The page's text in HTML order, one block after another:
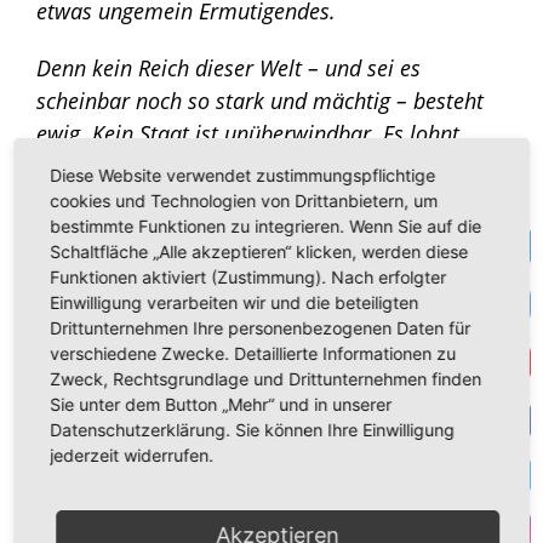
etwas ungemein Ermutigendes.
Denn kein Reich dieser Welt – und sei es
scheinbar noch so stark und mächtig – besteht
ewig. Kein Staat ist unüberwindbar. Es lohnt
sich, friedlich gegen die Unterdrückung
aufzustehen.
Auf Dauer hat die Lüge keinen Bestand. Man
kann – wie es die DDR getan hat – die Realität
ignorieren, Mängel schönreden, sich selbst
und andere belügen. Doch immer nur für
eine begrenzte Zeit. Das kann durchaus eine
harte Geduldsprobe sein.Aber niemand
kommt dauerhaft gegen die Realität an. Und am
Diese Website verwendet zustimmungspflichtige
cookies und Technologien von Drittanbietern, um
bestimmte Funktionen zu integrieren. Wenn Sie auf die
Schaltfläche „Alle akzeptieren“ klicken, werden diese
Funktionen aktiviert (Zustimmung). Nach erfolgter
Einwilligung verarbeiten wir und die beteiligten
Drittunternehmen Ihre personenbezogenen Daten für
verschiedene Zwecke. Detaillierte Informationen zu
Zweck, Rechtsgrundlage und Drittunternehmen finden
Sie unter dem Button „Mehr“ und in unserer
Datenschutzerklärung. Sie können Ihre Einwilligung
jederzeit widerrufen.
Akzeptieren